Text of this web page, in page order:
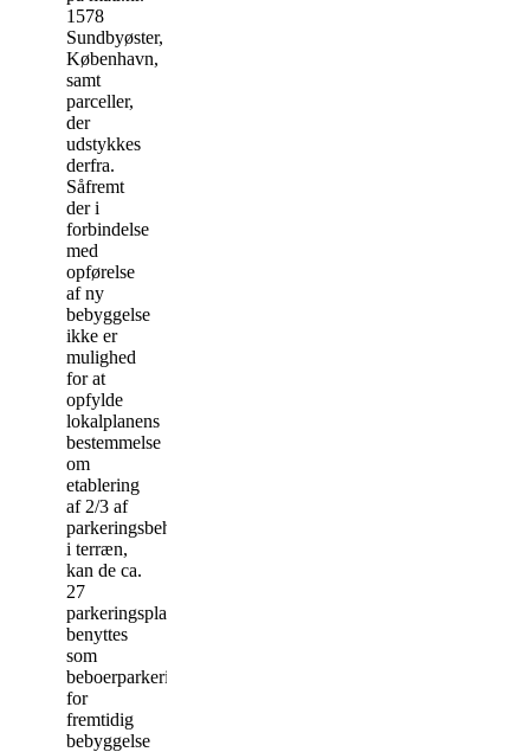
1578
Sundbyøster,
København,
samt
parceller,
der
udstykkes
derfra.
Såfremt
der i
forbindelse
med
opførelse
af ny
bebyggelse
ikke er
mulighed
for at
opfylde
lokalplanens
bestemmelse
om
etablering
af 2/3 af
parkeringsbehovet
i terræn,
kan de ca.
27
parkeringspladser
benyttes
som
beboerparkering
for
fremtidig
bebyggelse